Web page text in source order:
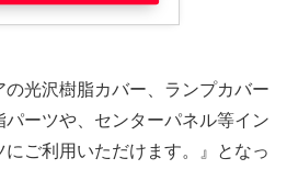
の光沢樹脂カバー、ランプカバー
ーツや、センターパネル等イン
ご利用いただけます。』となっ